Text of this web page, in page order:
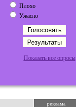
Плохо
Ужасно
Показать все опросы
реклама